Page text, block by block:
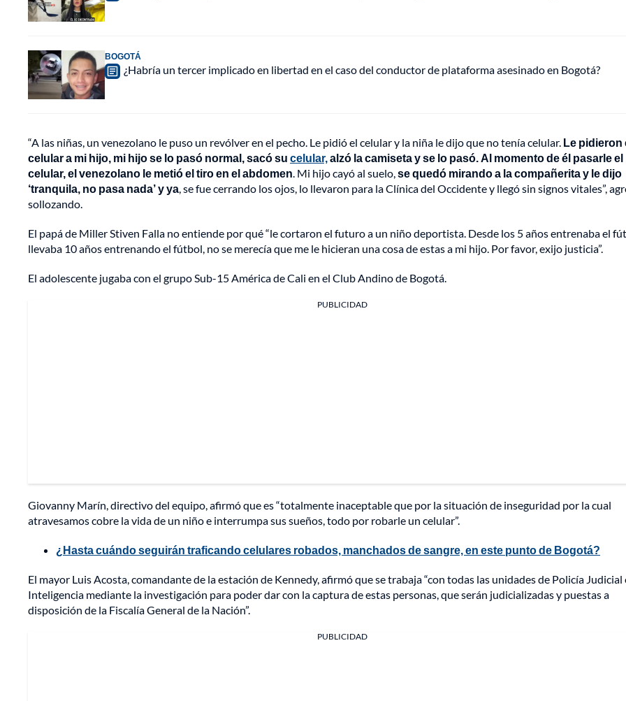
BOGOTÁ
¿Habría un tercer implicado en libertad en el caso del conductor de plataforma asesinado en Bogotá?
“A las niñas, un venezolano le puso un revólver en el pecho. Le pidió el celular y la niña le dijo que no tenía celular. Le pidieron
celular a mi hijo, mi hijo se lo pasó normal, sacó su celular,alzó la camiseta y se lo pasó. Al momento de él pasarle el
celular, el venezolano le metió el tiro en el abdomen. Mi hijo cayó al suelo,se quedó mirando a la compañerita y le dijo
‘tranquila, no pasa nada’ y ya, se fue cerrando los ojos, lo llevaron para la Clínica del Occidente y llegó sin signos vitales”,
sollozando.
El papá de Miller Stiven Falla no entiende por qué “le cortaron el futuro a un niño deportista. Desde los 5 años entrenaba el
llevaba 10 años entrenando el fútbol, no se merecía que me le hicieran una cosa de estas a mi hijo. Por favor, exijo justicia”.
El adolescente jugaba con el grupo Sub-15 América de Cali en el Club Andino de Bogotá.
PUBLICIDAD
Giovanny Marín, directivo del equipo, afirmó que es “totalmente inaceptable que por la situación de inseguridad por la cual
atravesamos cobre la vida de un niño e interrumpa sus sueños, todo por robarle un celular”.
¿Hasta cuándo seguirán traficando celulares robados, manchados de sangre, en este punto de Bogotá?
El mayor Luis Acosta, comandante de la estación de Kennedy, afirmó que se trabaja “con todas las unidades de Policía Judicial
Inteligencia mediante la investigación para poder dar con la captura de estas personas, que serán judicializadas y puestas a
disposición de la Fiscalía General de la Nación”.
PUBLICIDAD